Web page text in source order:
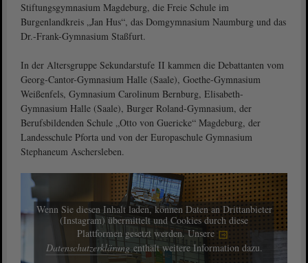
Stiftungsgymnasium Magdeburg, die Freie Schule im
Burgenlandkreis „Jan Hus“, das Domgymnasium Naumburg und das
Dr.-Frank-Gymnasium Staßfurt.
In der Altersgruppe Sekundarstufe II kammen die Debattanten vom
Georg-Cantor-Gymnasium Halle (Saale), Goethe-Gymnasium
Weißenfels, Gymnasium Carolinum Bernburg, Elisabeth-
Gymnasium Halle (Saale), Burger Roland-Gymnasium, der
Berufsbildenden Schule „Otto von Guericke“ Magdeburg, der
Landesschule Pforta und von der Europaschule Gymnasium
Stephaneum Aschersleben.
Wenn Sie diesen Inhalt laden, können Daten an Drittanbieter
(Instagram) übermittelt und Cookies durch diese
Plattformen gesetzt werden. Unsere
Datenschutzerklärung enthält weitere Information dazu.